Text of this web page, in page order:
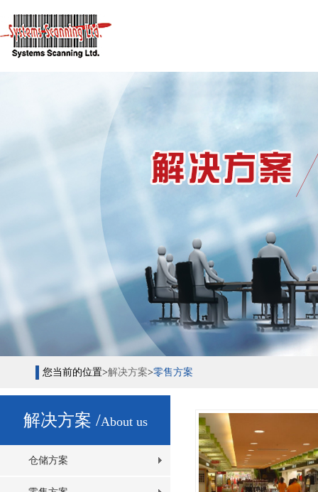
您当前的位置>解决方案>零售方案
解决方案 /About us
仓储方案